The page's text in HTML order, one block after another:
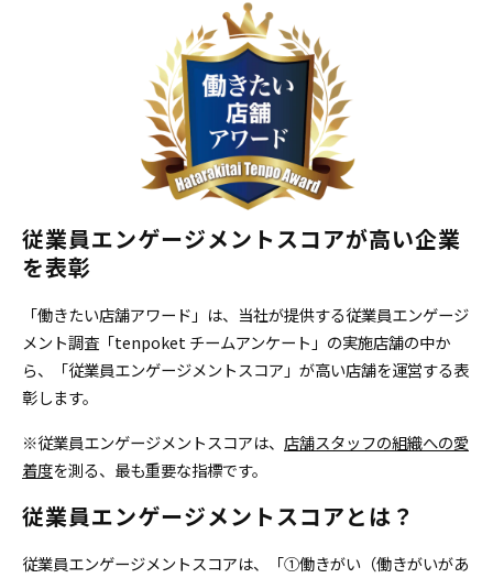
従業員エンゲージメントスコアが高い企業
を表彰
「働きたい店舗アワード」は、当社が提供する従業員エンゲージ
メント調査「tenpoket チームアンケート」の実施店舗の中か
ら、
「従業員エンゲージメントスコア」が高い店舗を運営する表
彰します。
※従業員エンゲージメントスコアは、 店舗スタッフの組織への愛
着度を測る、最も重要な指標です。
従業員エンゲージメントスコアとは？
従業員エンゲージメントスコアは、「①働きがい（働きがいがあ